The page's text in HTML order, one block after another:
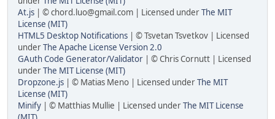
At.js | © chord.luo@gmail.com | Licensed underThe MIT
License (MIT)
HTML5 Desktop Notifications | © Tsvetan Tsvetkov | Licensed
underThe Apache License Version 2.0
GAuth Code Generator/Validator | © Chris Cornutt | Licensed
underThe MIT License (MIT)
Dropzone.js | © Matias Meno | Licensed underThe MIT
License (MIT)
Minify | © Matthias Mullie | Licensed underThe MIT License